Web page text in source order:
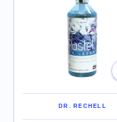
DR. RECHELL